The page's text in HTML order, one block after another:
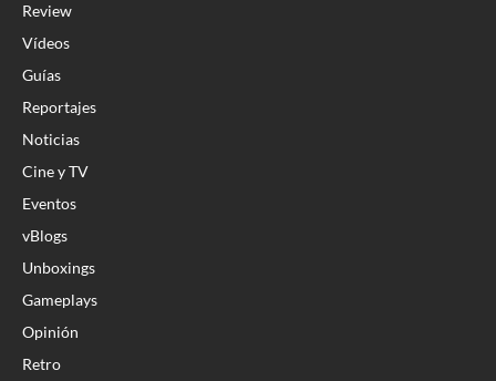
Review
Vídeos
Guías
Reportajes
Noticias
Cine y TV
Eventos
vBlogs
Unboxings
Gameplays
Opinión
Retro